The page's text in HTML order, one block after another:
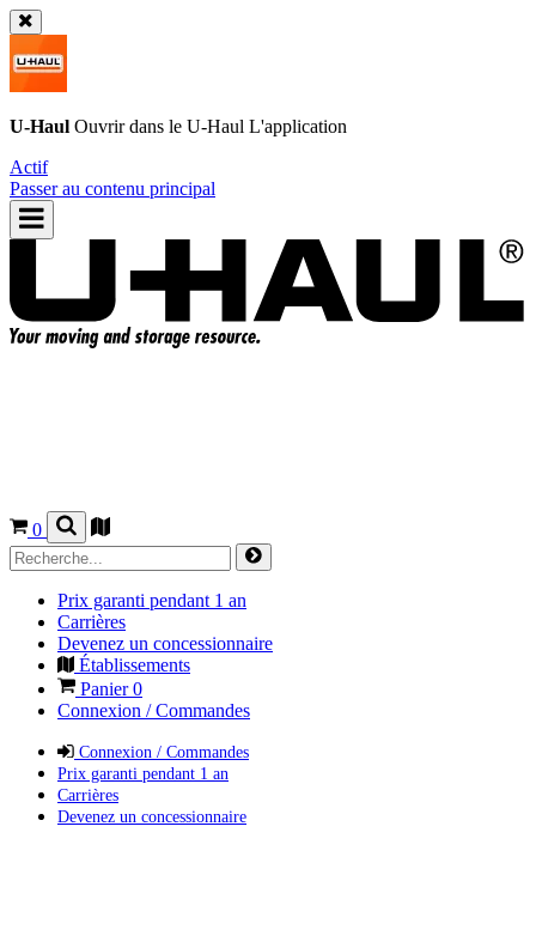
U-Haul Ouvrir dans le U-Haul L'application
Actif
Passer au contenu principal
0
Prix garanti pendant 1 an
Carrières
Devenez un concessionnaire
Établissements
Panier0
Connexion / Commandes
Connexion / Commandes
Prix garanti pendant 1 an
Carrières
Devenez un concessionnaire